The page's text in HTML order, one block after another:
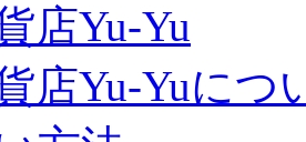
店Yu-Yu
店Yu-Yuにつ